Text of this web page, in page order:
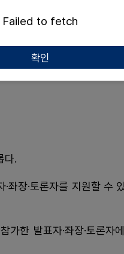
라인 지원기준을 따라야 한
고비를 지원한 경우, 온라
안 된다. 단, 학회 홈페이지
다.
좌장·토론자를 지원할 수
가한 발표자·좌장·토론자
Failed to fetch
확인